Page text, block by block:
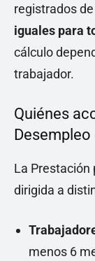
registrados
iguales para
cálculo
trabajador.
Quiénes
Desempleo
La Prestación
dirigida a
menos 6